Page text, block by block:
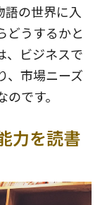
語の世界に入
どうするかと
、ビジネスで
、市場ニーズ
です。
力を読書